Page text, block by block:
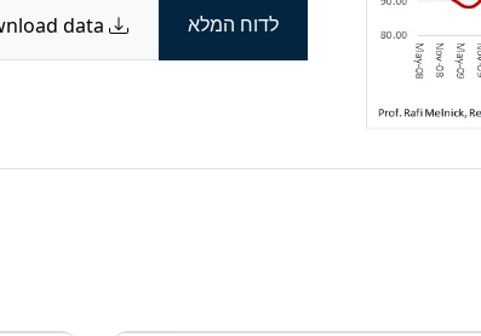
לדוח המלא